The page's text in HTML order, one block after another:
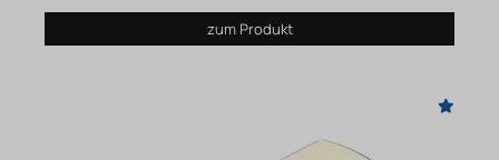
zum Produkt